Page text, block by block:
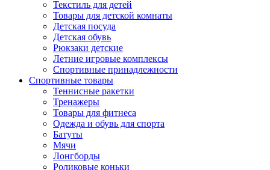
Текстиль для детей
Товары для детской комнаты
Детская посуда
Детская обувь
Рюкзаки детские
Летние игровые комплексы
Спортивные принадлежности
Спортивные товары
Теннисные ракетки
Тренажеры
Товары для фитнеса
Одежда и обувь для спорта
Батуты
Мячи
Лонгборды
Роликовые коньки